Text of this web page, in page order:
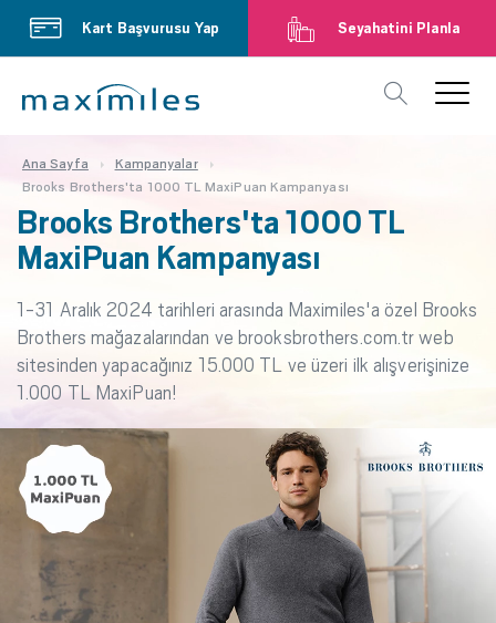
Kart Başvurusu Yap Seyahatini Planla
Ana Sayfa
Kampanyalar
Brooks Brothers'ta 1000 TL MaxiPuan Kampanyası
Brooks Brothers'ta 1000 TL
MaxiPuan Kampanyası
1-31 Aralık 2024 tarihleri arasında Maximiles'a özel Brooks
Brothers mağazalarından ve brooksbrothers.com.tr web
sitesinden yapacağınız 15.000 TL ve üzeri ilk alışverişinize
1.000 TL MaxiPuan!